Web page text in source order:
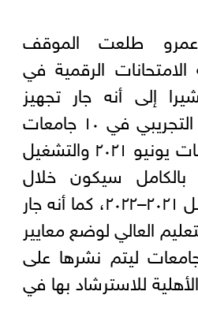
عمرو طلعت الموقف
الرقمية في
إلى أنه جار تجهيز
المنظومة للإطلاق التجريبي في ١٠ جامعات
للتشغيل في امتحانات يونيو ٢٠٢١ والتشغيل
بالكامل سيكون خلال
العام الدراسي المقبل ٢٠٢١–٢٠٢٢، كما أنه جار
العالي لوضع معايير
ليتم نشرها على
للاسترشاد بها في